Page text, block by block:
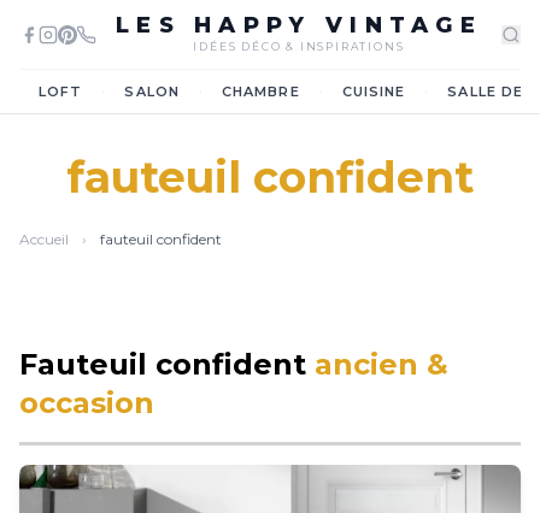
LES HAPPY VINTAGE
IDÉES DÉCO & INSPIRATIONS
LOFT SALON CHAMBRE CUISINE SALLE DE
fauteuil confident
Accueil › fauteuil confident
Fauteuil confident ancien &
occasion